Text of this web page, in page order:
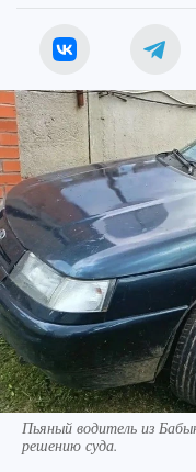
Пьяный водитель из
решению суда.